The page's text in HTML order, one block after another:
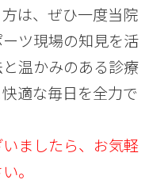
は、ぜひ一度当院
ツ現場の知見を活
温かみのある診療
適な毎日を全力で
ましたら、お気軽
。